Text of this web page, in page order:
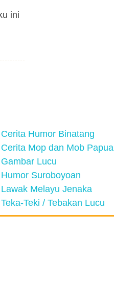
ini
Cerita Humor Binatang
Cerita Mop dan Mob Papua
Gambar Lucu
Humor Suroboyoan
Lawak Melayu Jenaka
Teka-Teki / Tebakan Lucu